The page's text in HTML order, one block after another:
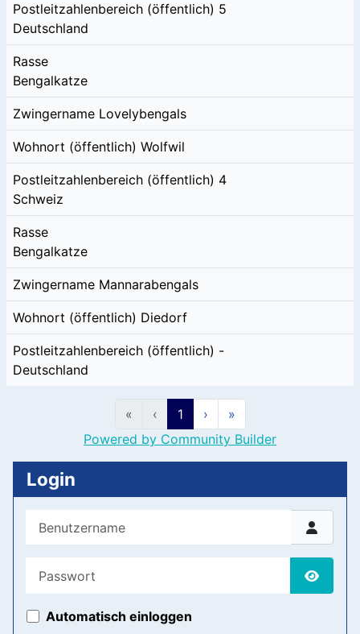
Postleitzahlenbereich (öffentlich) 5
Deutschland
Rasse
Bengalkatze
Zwingername Lovelybengals
Wohnort (öffentlich) Wolfwil
Postleitzahlenbereich (öffentlich) 4
Schweiz
Rasse
Bengalkatze
Zwingername Mannarabengals
Wohnort (öffentlich) Diedorf
Postleitzahlenbereich (öffentlich) -
Deutschland
« ‹ 1 ›
»
Powered by Community Builder
Login
Benutzername
Automatisch einloggen